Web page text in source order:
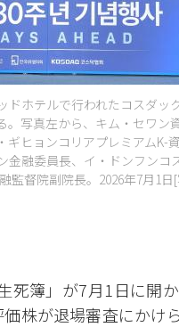
ホテルで行われたコスダッ
写真左から、キム・セワン
ヒョンコリアプレミアムK-
融委員長、イ・ドンフンコ
監督院副院長。2026年7月1
死簿」が7月1日に開
株が退場審査にかけ